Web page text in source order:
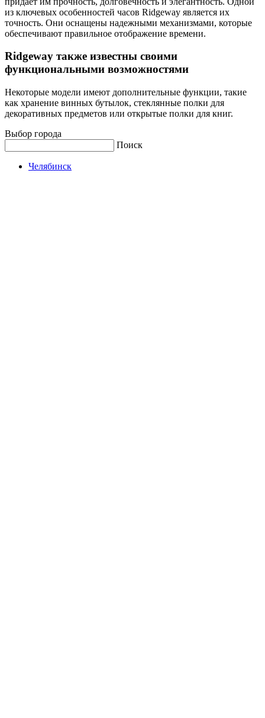
из ключевых особенностей часов Ridgeway является их
точность. Они оснащены надежными механизмами, которые
обеспечивают правильное отображение времени.
Ridgeway также известны своими
функциональными возможностями
Некоторые модели имеют дополнительные функции, такие
как хранение винных бутылок, стеклянные полки для
декоративных предметов или открытые полки для книг.
Выбор города
Поиск
Челябинск